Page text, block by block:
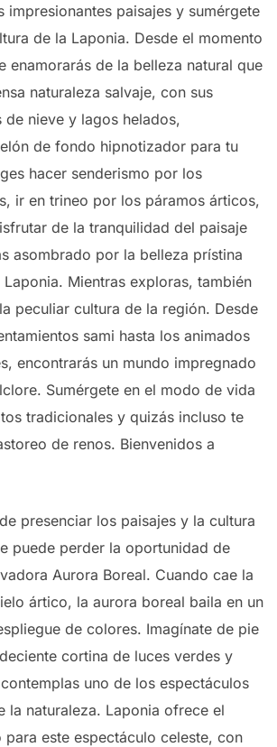
impresionantes paisajes y sumérgete
de la Laponia. Desde el momento
enamorarás de la belleza natural que
naturaleza salvaje, con sus
de nieve y lagos helados,
de fondo hipnotizador para tu
hacer senderismo por los
ir en trineo por los páramos árticos,
de la tranquilidad del paisaje
asombrado por la belleza prístina
Mientras exploras, también
peculiar cultura de la región. Desde
sami hasta los animados
encontrarás un mundo impregnado
Sumérgete en el modo de vida
tradicionales y quizás incluso te
de renos. Bienvenidos a
presenciar los paisajes y la cultura
puede perder la oportunidad de
Aurora Boreal. Cuando cae la
ártico, la aurora boreal baila en un
de colores. Imagínate de pie
cortina de luces verdes y
uno de los espectáculos
la naturaleza. Laponia ofrece el
este espectáculo celeste, con